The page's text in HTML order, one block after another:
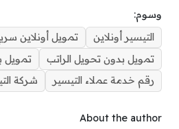
وسوم:
التيسير أونلاين
تمويل أونلاين
تمويل بدون تحويل الراتب
تمويل
رقم خدمة عملاء التيسير
شركة
About the author